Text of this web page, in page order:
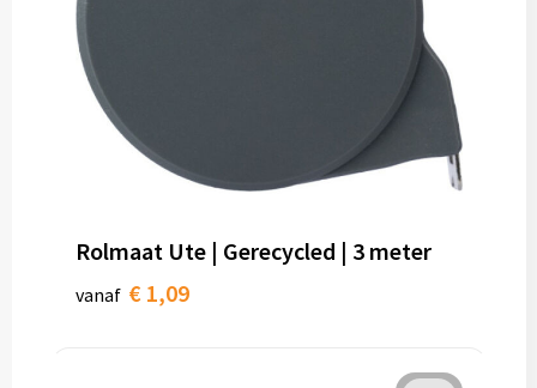
Rolmaat Ute | Gerecycled | 3 meter
vanaf € 1,09